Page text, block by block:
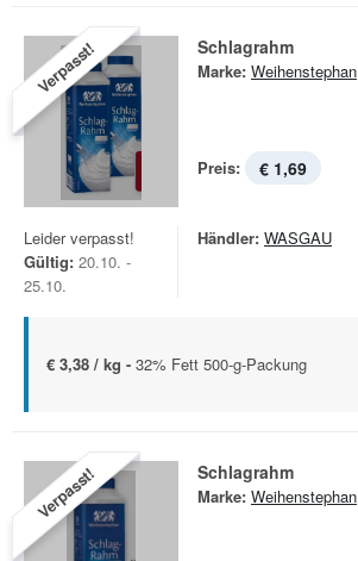
Verpasst! Schlagrahm
Marke: Weihenstephan
Preis: € 1,69
Leider verpasst!
Gültig: 20.10. -
25.10.
Händler: WASGAU
€ 3,38 / kg - 32% Fett 500-g-Packung
Verpasst! Schlagrahm
Marke: Weihenstephan